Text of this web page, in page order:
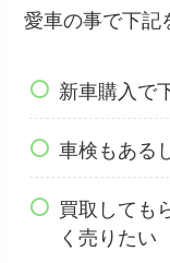
愛車の事で下記
新車購入で
車検もある
買取しても
く売りたい